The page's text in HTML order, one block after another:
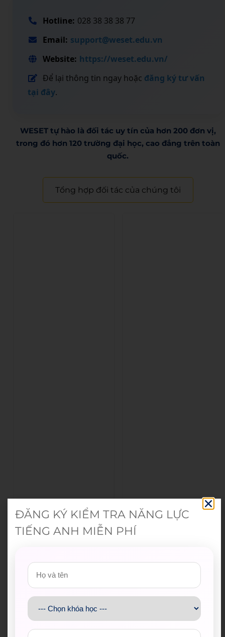
Hotline: 028 38 38 38 77
Email: support@weset.edu.vn
Website: https://weset.edu.vn/
Để lại thông tin ngay hoặc đăng ký tư vấn
tại đây.
WESET tự hào là đối tác uy tín của hơn 200 đơn vị,
trong đó hơn 120 trường đại học, cao đẳng trên toàn
quốc.​
Tổng hợp đối tác của chúng tôi
ĐĂNG KÝ KIỂM TRA NĂNG LỰC
TIẾNG ANH MIỄN PHÍ